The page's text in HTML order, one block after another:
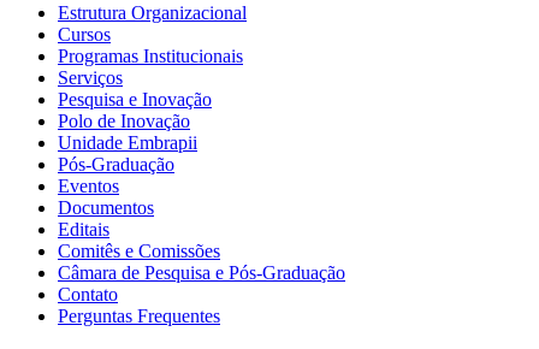
Estrutura Organizacional
Cursos
Programas Institucionais
Serviços
Pesquisa e Inovação
Polo de Inovação
Unidade Embrapii
Pós-Graduação
Eventos
Documentos
Editais
Comitês e Comissões
Câmara de Pesquisa e Pós-Graduação
Contato
Perguntas Frequentes